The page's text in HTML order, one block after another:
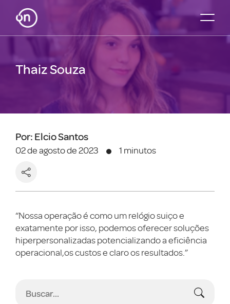
Thaiz Souza
Por: Elcio Santos
02 de agosto de 2023 1 minutos
“Nossa operação é como um relógio suiço e
exatamente por isso, podemos oferecer soluções
hiperpersonalizadas potencializando a eficiência
operacional,os custos e claro os resultados.”